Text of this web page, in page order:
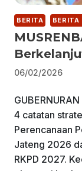
BERITA BERITA
06/02/2026
4 catatan
Perencanaan
Jateng 2026
RKPD 2027.